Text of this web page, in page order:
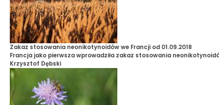
Zakaz stosowania neonikotynoidów we Francji od 01.09.2018
Francja jako pierwsza wprowadziła zakaz stosowania
Krzysztof Dębski